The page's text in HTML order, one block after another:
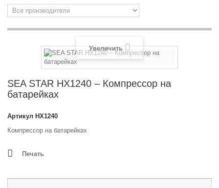
Увеличить
SEA STAR HX1240 – Компрессор на
батарейках
Артикул HX1240
Компрессор на батарейках
Печать